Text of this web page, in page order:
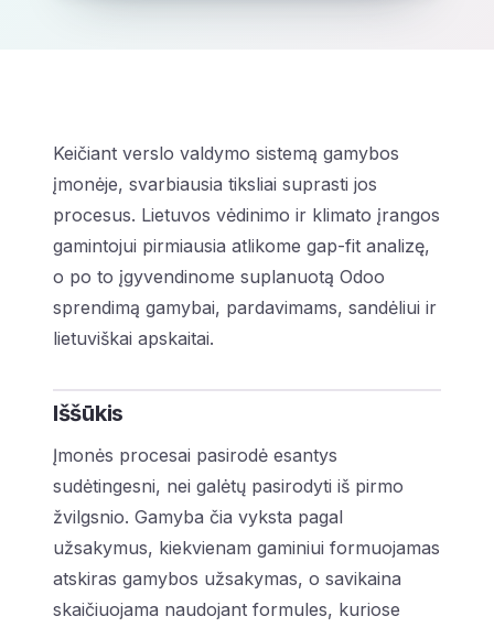
Keičiant verslo valdymo sistemą gamybos
įmonėje, svarbiausia tiksliai suprasti jos
procesus. Lietuvos vėdinimo ir klimato įrangos
gamintojui pirmiausia atlikome gap-fit analizę,
o po to įgyvendinome suplanuotą Odoo
sprendimą gamybai, pardavimams, sandėliui ir
lietuviškai apskaitai.
Iššūkis
Įmonės procesai pasirodė esantys
sudėtingesni, nei galėtų pasirodyti iš pirmo
žvilgsnio. Gamyba čia vyksta pagal
užsakymus, kiekvienam gaminiui formuojamas
atskiras gamybos užsakymas, o savikaina
skaičiuojama naudojant formules, kuriose